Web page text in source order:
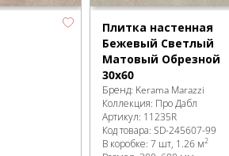
Плитка настенная
Бежевый Светлый
Матовый Обрезной
30х60
Бренд: Kerama Marazzi
Коллекция: Про Дабл
Артикул: 11235R
Код товара:SD-245607-99
В коробке:7 шт, 1.26 м2